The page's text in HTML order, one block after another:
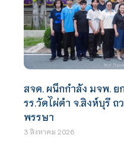
สจด. ผนึกกำลัง มจพ.
รร.วัดไผ่ดำ จ.สิงห์บุรี
พรรษา
3 สิงหาคม 2026